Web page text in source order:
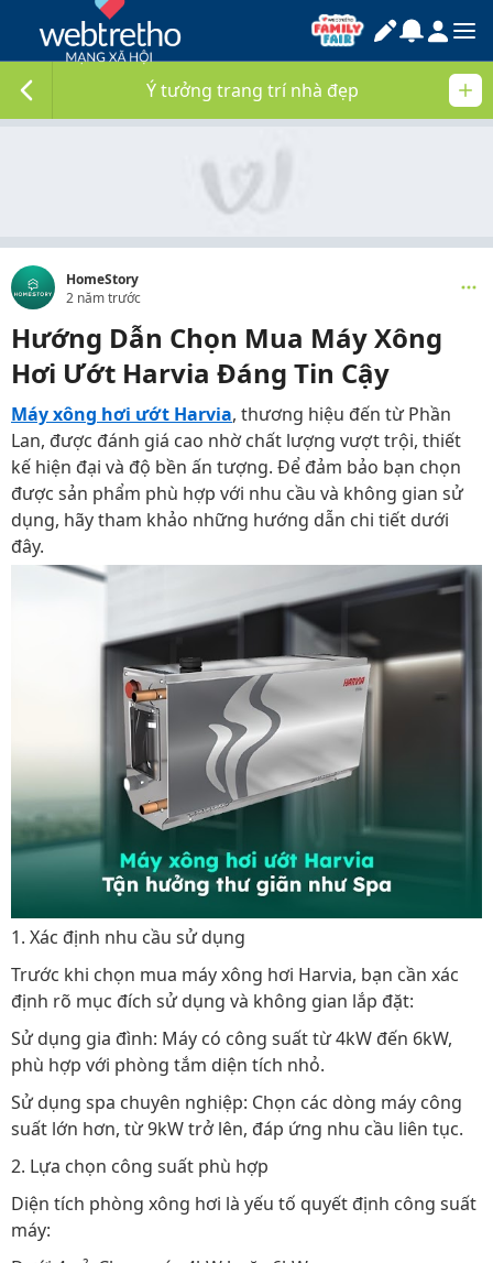
Ý tưởng trang trí nhà đẹp
HomeStory
2 năm trước
Hướng Dẫn Chọn Mua Máy Xông
Hơi Ướt Harvia Đáng Tin Cậy
Máy xông hơi ướt Harvia, thương hiệu đến từ Phần
Lan, được đánh giá cao nhờ chất lượng vượt trội, thiết
kế hiện đại và độ bền ấn tượng. Để đảm bảo bạn chọn
được sản phẩm phù hợp với nhu cầu và không gian sử
dụng, hãy tham khảo những hướng dẫn chi tiết dưới
đây.
1. Xác định nhu cầu sử dụng
Trước khi chọn mua máy xông hơi Harvia, bạn cần xác
định rõ mục đích sử dụng và không gian lắp đặt:
Sử dụng gia đình: Máy có công suất từ 4kW đến 6kW,
phù hợp với phòng tắm diện tích nhỏ.
Sử dụng spa chuyên nghiệp: Chọn các dòng máy công
suất lớn hơn, từ 9kW trở lên, đáp ứng nhu cầu liên tục.
2. Lựa chọn công suất phù hợp
Diện tích phòng xông hơi là yếu tố quyết định công suất
máy: